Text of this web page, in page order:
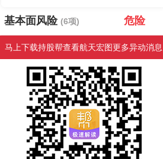
基本面风险 (6项) 危险
马上下载持股帮查看航天宏图更多异动消息